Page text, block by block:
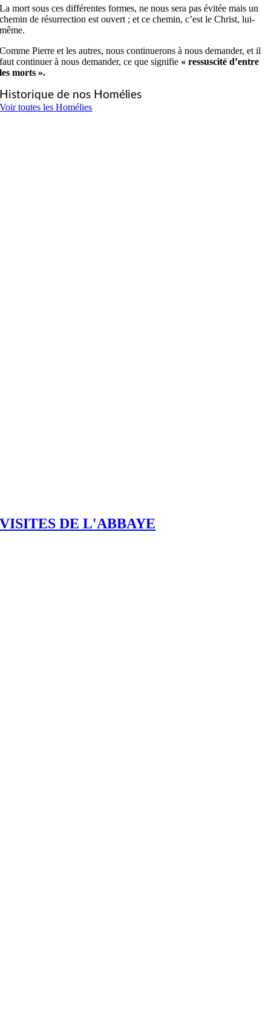
La mort sous ces différentes formes, ne nous sera pas évitée mais un
chemin de résurrection est ouvert ; et ce chemin, c’est le Christ, lui-
même.
Comme Pierre et les autres, nous continuerons à nous demander, et il
faut continuer à nous demander, ce que signifie « ressuscité d’entre
les morts ».
Historique de nos Homélies
Voir toutes les Homélies
VISITES DE L'ABBAYE